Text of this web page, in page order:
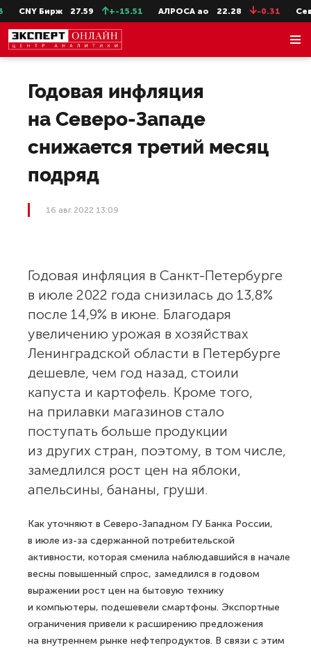
CNY Бирж 27.59 +-15.51 АЛРОСА ао 22.28 -0.31
Годовая инфляция
на Северо-Западе
снижается третий месяц
подряд
16 авг 2022 13:09
Годовая инфляция в Санкт-Петербурге
в июле 2022 года снизилась до 13,8%
после 14,9% в июне. Благодаря
увеличению урожая в хозяйствах
Ленинградской области в Петербурге
дешевле, чем год назад, стоили
капуста и картофель. Кроме того,
на прилавки магазинов стало
поступать больше продукции
из других стран, поэтому, в том числе,
замедлился рост цен на яблоки,
апельсины, бананы, груши.
Как уточняют в Северо-Западном ГУ Банка России,
в июле из-за сдержанной потребительской
активности, которая сменила наблюдавшийся в начале
весны повышенный спрос, замедлился в годовом
выражении рост цен на бытовую технику
и компьютеры, подешевели смартфоны. Экспортные
ограничения привели к расширению предложения
на внутреннем рынке нефтепродуктов. В связи с этим